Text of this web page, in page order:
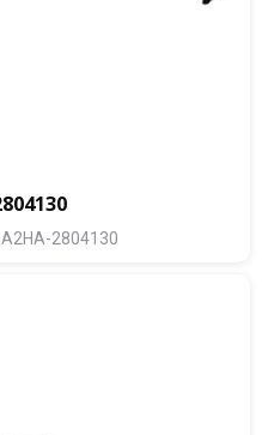
2804130